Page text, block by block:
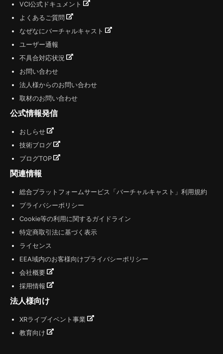
VCI公式ドキュメント
よくあるご質問
なぜなにバーチャルキャスト
ユーザー通報
不具合対応状況
お問い合わせ
法人様からのお問い合わせ
取材のお問い合わせ
公式情報発信
おしらせ
技術ブログ
ブログTOP
関連情報
総合プラットフォームサービス「バーチャルキャスト」利用規約
プライバシーポリシー
Cookie等の利用に関するガイドライン
特定商取引法に基づく表示
ライセンス
EEA域内のお客様向けプライバシーポリシー
会社概要
採用情報
法人様向け
XRライブイベント事業
教育向け